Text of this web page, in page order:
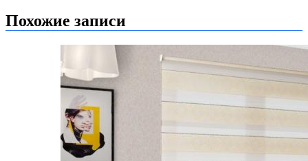
записям
Похожие записи